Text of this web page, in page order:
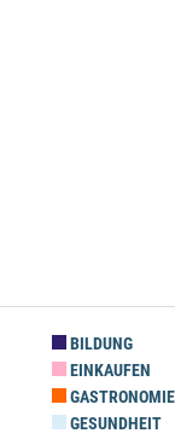
BILDUNG
EINKAUFEN
GASTRONOMIE
GESUNDHEIT